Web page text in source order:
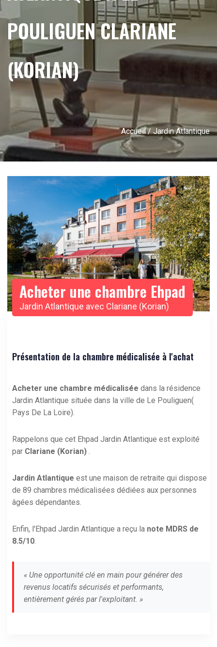
POULIGUEN CLARIANE
(KORIAN)
Accueil/ Jardin Atlantique
Acheter une chambre Ehpad
Jardin Atlantique avec Clariane (Korian)
Présentation de la chambre médicalisée à l'achat
Acheter une chambre médicalisée dans la résidence
Jardin Atlantique située dans la ville de Le Pouliguen(
Pays De La Loire).
Rappelons que cet Ehpad Jardin Atlantique est exploité
par Clariane (Korian) .
Jardin Atlantique est une maison de retraite qui dispose
de 89 chambres médicalisées dédiées aux personnes
âgées dépendantes.
Enfin, l'Ehpad Jardin Atlantique a reçu la note MDRS de
8.5/10.
« Une opportunité clé en main pour générer des
revenus locatifs sécurisés et performants,
entièrement gérés par l'exploitant. »